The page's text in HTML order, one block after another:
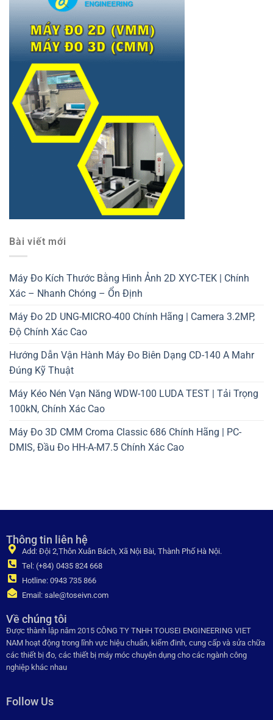
Bài viết mới
Máy Đo Kích Thước Bằng Hình Ảnh 2D XYC-TEK | Chính
Xác – Nhanh Chóng – Ổn Định
Máy Đo 2D UNG-MICRO-400 Chính Hãng | Camera 3.2MP,
Độ Chính Xác Cao
Hướng Dẫn Vận Hành Máy Đo Biên Dạng CD-140 A Mahr
Đúng Kỹ Thuật
Máy Kéo Nén Vạn Năng WDW-100 LUDA TEST | Tải Trọng
100kN, Chính Xác Cao
Máy Đo 3D CMM Croma Classic 686 Chính Hãng | PC-
DMIS, Đầu Đo HH-A-M7.5 Chính Xác Cao
Thông tin liên hệ
Add: Đội 2,Thôn Xuân Bách, Xã Nội Bài, Thành Phố Hà Nội.
Tel: (+84) 0435 824 668
Hotline: 0943 735 866
Email: sale@toseivn.com
Về chúng tôi
Được thành lập năm 2015 CÔNG TY TNHH TOUSEI ENGINEERING VIET
NAM hoạt động trong lĩnh vực hiệu chuẩn, kiểm đinh, cung cấp và sửa chữa
các thiết bị đo, các thiết bị máy móc chuyên dụng cho các ngành công
nghiệp khác nhau
Follow Us